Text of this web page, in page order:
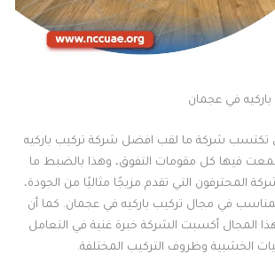
في عجمان
شركة ما لقب افضل شركة تركيب باركيه
فيها كل مقومات التفوق، وهذا بالضبط ما
المحترفون التي تقدم مزيجًا مثاليًا من الجودة،
في مجال تركيب باركيه في عجمان. كما أن
المجال أكسبت الشركة خبرة غنية في التعامل
الخشبية وظروف التركيب المختلفة.